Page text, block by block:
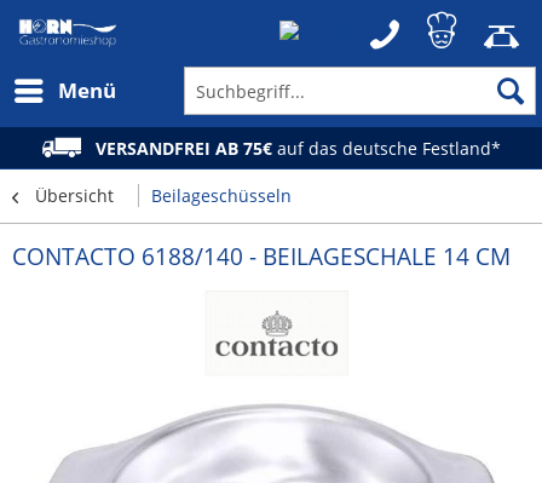
Menü
VERSANDFREI AB 75€ auf das deutsche Festland*
Übersicht Beilageschüsseln
CONTACTO 6188/140 - BEILAGESCHALE 14 CM